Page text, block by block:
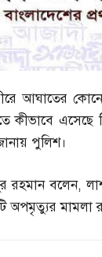
আঘাতের
কীভাবে এসেছে
পুলিশ।
রহমান বলেন,
অপমৃত্যুর মামলা